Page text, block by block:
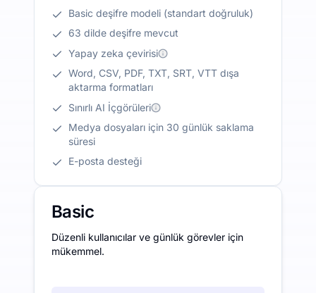
Basic deşifre modeli (standart doğruluk)
63 dilde deşifre mevcut
Yapay zeka çevirisi
Word, CSV, PDF, TXT, SRT, VTT dışa
aktarma formatları
Sınırlı AI İçgörüleri
Medya dosyaları için 30 günlük saklama
süresi
E-posta desteği
Basic
Düzenli kullanıcılar ve günlük görevler için
mükemmel.